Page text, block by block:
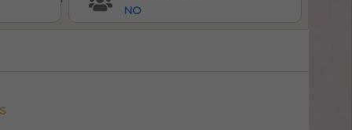
NO